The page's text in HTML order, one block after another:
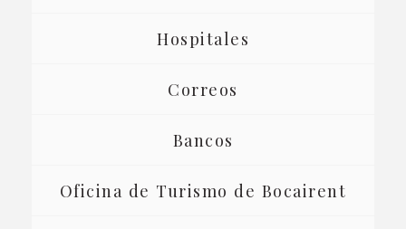
Hospitales
Correos
Bancos
Oficina de Turismo de Bocairent